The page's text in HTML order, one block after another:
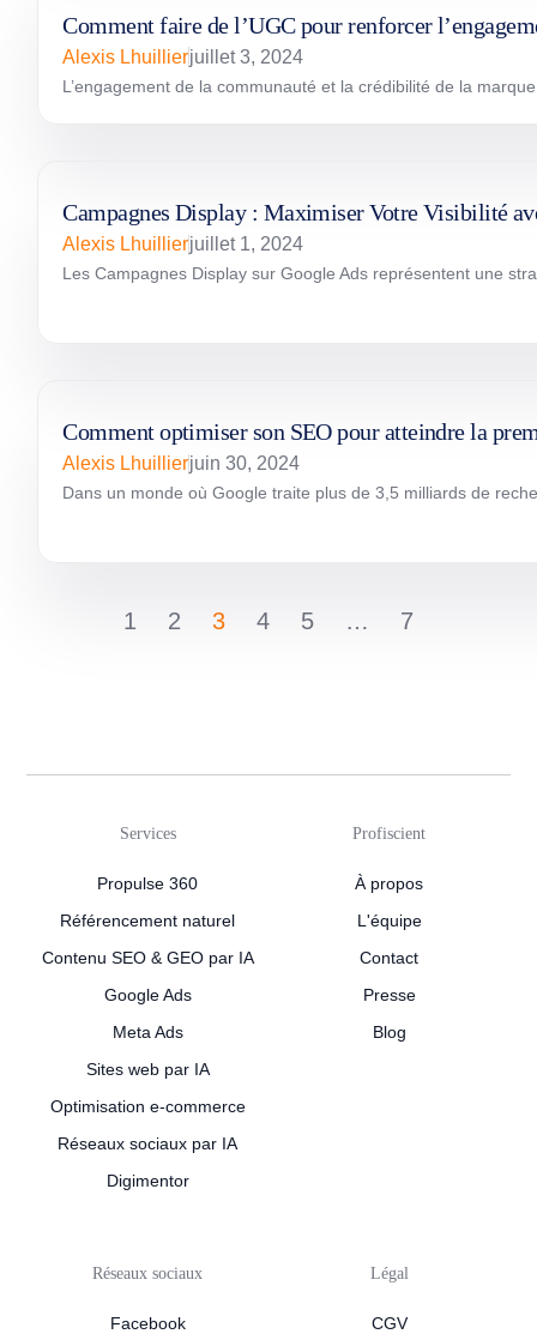
Comment faire de l’UGC pour renforcer
Alexis Lhuillierjuillet 3, 2024
L’engagement de la communauté et la crédibilité de la
Campagnes Display : Maximiser Votre Visibilité
Alexis Lhuillierjuillet 1, 2024
Les Campagnes Display sur Google Ads représentent une
Comment optimiser son SEO pour atteindre la
Alexis Lhuillierjuin 30, 2024
Dans un monde où Google traite plus de 3,5 milliards de
1 2 3 4 5 … 7
Services
Propulse 360
Référencement naturel
Contenu SEO & GEO par IA
Google Ads
Meta Ads
Sites web par IA
Optimisation e-commerce
Réseaux sociaux par IA
Digimentor
Profiscient
À propos
L'équipe
Contact
Presse
Blog
Réseaux sociaux
Facebook
Légal
CGV